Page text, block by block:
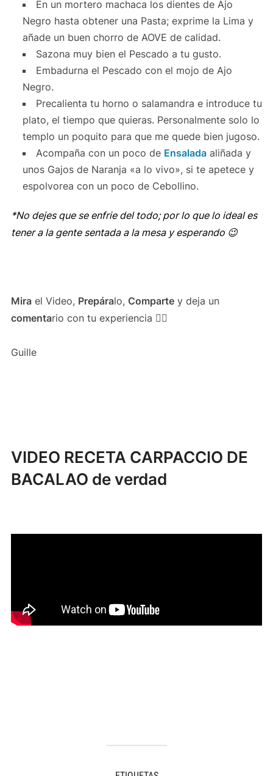
En un mortero machaca los dientes de Ajo
Negro hasta obtener una Pasta; exprime la Lima y
añade un buen chorro de AOVE de calidad.
Sazona muy bien el Pescado a tu gusto.
Embadurna el Pescado con el mojo de Ajo
Negro.
Precalienta tu horno o salamandra e introduce tu
plato, el tiempo que quieras. Personalmente solo lo
templo un poquito para que me quede bien jugoso.
Acompaña con un poco de Ensalada aliñada y
unos Gajos de Naranja «a lo vivo», si te apetece y
espolvorea con un poco de Cebollino.
*No dejes que se enfrie del todo; por lo que lo ideal es
tener a la gente sentada a la mesa y esperando 😉
Mirael Video, Prepáralo, Compartey deja un
comentario con tu experiencia 👍🏻
Guille
VIDEO RECETA CARPACCIO DE
BACALAO de verdad